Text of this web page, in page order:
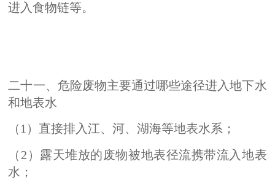
进入食物链等。
二十一、危险废物主要通过哪些途径进入地下水
和地表水
（1）直接排入江、河、湖海等地表水系；
（2）露天堆放的废物被地表径流携带流入地表
水；